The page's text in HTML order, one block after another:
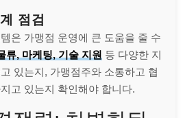
점검
은 가맹점 운영에 큰 도움을 줄 수
류, 마케팅, 기술 지원 등 다양한 지
있는지, 가맹점주와 소통하고 협
고 있는지 확인해야 합니다.